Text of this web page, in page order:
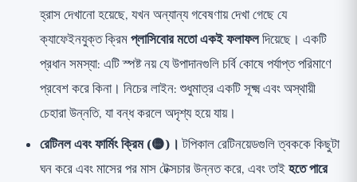
হ্রাস দেখানো হয়েছে, যখন অন্যান্য গবেষণায় দেখা গেছে যে
ক্যাফেইনযুক্ত ক্রিমপ্লাসিবোর মতো একই ফলাফলদিয়েছে। একটি
প্রধান সমস্যা: এটি স্পষ্ট নয় যে উপাদানগুলি চর্বি কোষে পর্যাপ্ত পরিমাণে
প্রবেশ করে কিনা। নিচের লাইন: শুধুমাত্র একটি সূক্ষ্ম এবং অস্থায়ী
চেহারা উন্নতি, যা বন্ধ করলে অদৃশ্য হয়ে যায়।
রেটিনল এবং ফার্মিং ক্রিম (🟡)। টপিকাল রেটিনয়েডগুলি ত্বককে কিছুটা
ঘন করে এবং মাসের পর মাস টেক্সচার উন্নত করে, এবং তাইহতে পারে